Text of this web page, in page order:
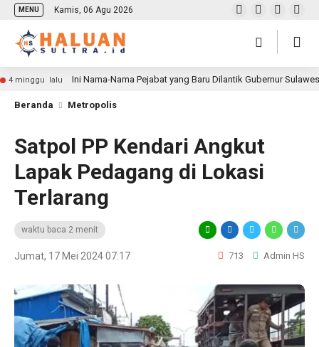
MENU Kamis, 06 Agu 2026
4 minggu lalu Ini Nama-Nama Pejabat yang Baru Dilantik Gubernur
Beranda Metropolis
Satpol PP Kendari Angkut
Lapak Pedagang di Lokasi
Terlarang
waktu baca 2 menit
Jumat, 17 Mei 2024 07:17 713 Admin HS